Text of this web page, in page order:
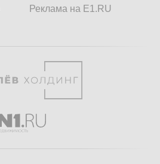
Реклама на E1.RU